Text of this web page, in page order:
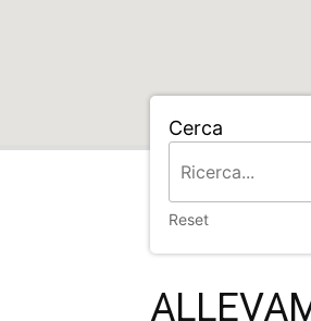
Cerca
Reset
Home ALLEVAMENTO